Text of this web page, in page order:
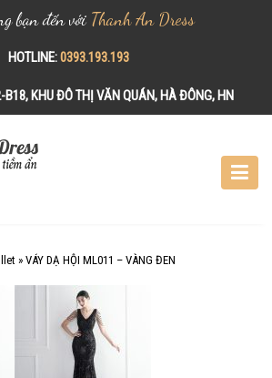
bạn đến với Thanh An Dress
HOTLINE:0393.193.193
B18, KHU ĐÔ THỊ VĂN QUÁN, HÀ ĐÔNG, HN
» VÁY DẠ HỘI ML011 – VÀNG ĐEN